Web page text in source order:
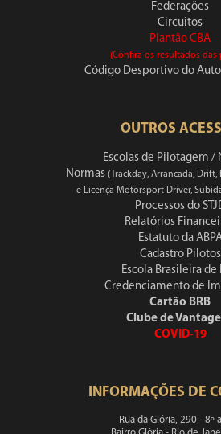
Federações
Circuitos
Plantão CBA
(Confira os resultados das
Código Desportivo do
OUTROS
Escolas de Pilotagem /
Normas (Trackday, Arrancada, Drift,
e Licença Motorsport Driver,
Processos do
Relatórios
Estatuto da
Cadastro Pilotos
Escola Brasileira de
Credenciamento de
Cartão BRB
Clube de
COVID-19
INFORMAÇÕES DE
Rua da Glória, 290 - 8º